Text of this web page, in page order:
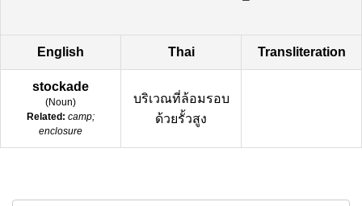
English Thai Transliteration
stockade
(Noun)
Related: camp;
enclosure
บริเวณที่ล้อมรอบ
ด้วยรั้วสูง